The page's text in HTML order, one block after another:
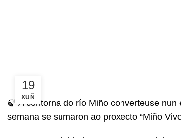
19
XUÑ
🍃 A contorna do río Miño converteuse
semana se sumaron ao proxecto “Miño